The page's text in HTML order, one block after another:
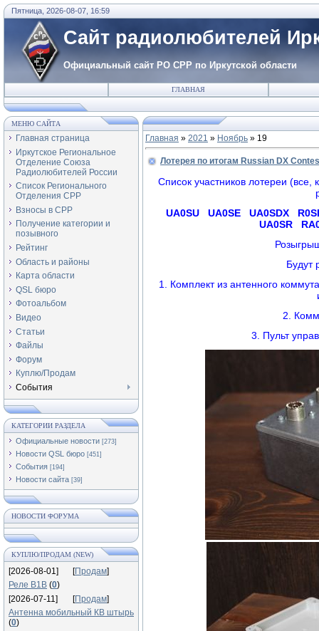
Пятница, 2026-08-07, 16:59
Сайт радиолюбителей
Официальный сайт РО СРР по Иркутской области
ГЛАВНАЯ
МЕНЮ САЙТА
Главная страница
Иркутское Региональное
Отделение Союза
Радиолюбителей России
Список Регионального
Отделения СРР
Взносы в СРР
Получение категории и
позывного
Рейтинг
Область и районы
Карта области
QSL бюро
Фотоальбом
Видео
Статьи
Файлы
Форум
Куплю/Продам
События
КАТЕГОРИИ РАЗДЕЛА
Официальные новости [273]
Новости QSL бюро [451]
События [194]
Новости сайта [39]
НОВОСТИ ФОРУМА
КУПЛЮ/ПРОДАМ (NEW)
[2026-08-01] [Продам]
Реле В1В (0)
[2026-07-11]
[Продам]
Антенна мобильный КВ штырь
(0)
Главная » 2021 » Ноябрь » 19
Лотерея по итогам Russian DX
Список участников лотереи
UA0SU UA0SE UA0SDX
UA0SR
Будут
1. Комплект из антенного
2.
3. Пульт